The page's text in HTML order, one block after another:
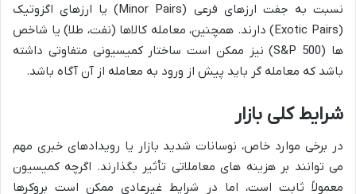
نسبت به جفت ارزهای فرعی (Minor Pairs) یا ارزهای اگزوتیک
(Exotic Pairs) دارند. همچنین، معامله کالاها (نفت، طلا) یا شاخص
ها (S&P 500) نیز ممکن است ساختار کمیسیونی متفاوتی داشته
باشد که معامله گر باید پیش از ورود به معامله از آن آگاه باشد.
شرایط کلی بازار
در برخی موارد خاص، نوسانات شدید بازار یا رویدادهای خبری مهم
می توانند بر هزینه های معاملاتی تأثیر بگذارند. اگرچه کمیسیون
معمولاً ثابت است، اما در شرایط غیرعادی ممکن است بروکرها